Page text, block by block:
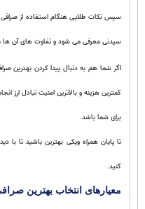
سپس نکات طلایی هنگام استفاده از
سیدنی معرفی می شود و تفاوت های آن ها
اگر شما هم به دنبال پیدا کردن بهترین
کمترین هزینه و بالاترین امنیت تبادل ارز
برای شما باشد.
تا پایان همراه ویکی بهترین باشید تا با
کنید.
معیارهای انتخاب بهترین